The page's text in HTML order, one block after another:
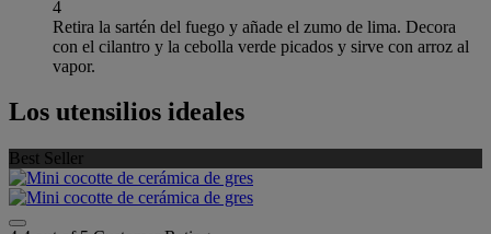
4
Retira la sartén del fuego y añade el zumo de lima. Decora
con el cilantro y la cebolla verde picados y sirve con arroz al
vapor.
Los utensilios ideales
Best Seller